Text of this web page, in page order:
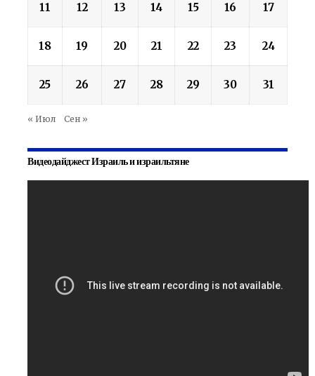
11 12 13 14 15 16 17
18 19 20 21 22 23 24
25 26 27 28 29 30 31
« Июл Сен »
Видеодайджест Израиль и израильтяне